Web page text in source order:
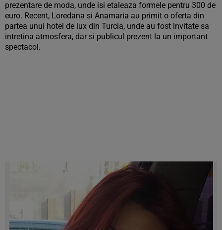
prezentare de moda, unde isi etaleaza formele pentru 300 de
euro. Recent, Loredana si Anamaria au primit o oferta din
partea unui hotel de lux din Turcia, unde au fost invitate sa
intretina atmosfera, dar si publicul prezent la un important
spectacol.